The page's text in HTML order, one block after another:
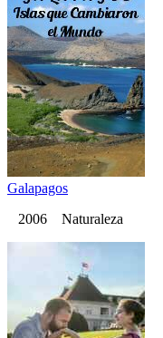
Galapagos
2006 Naturaleza